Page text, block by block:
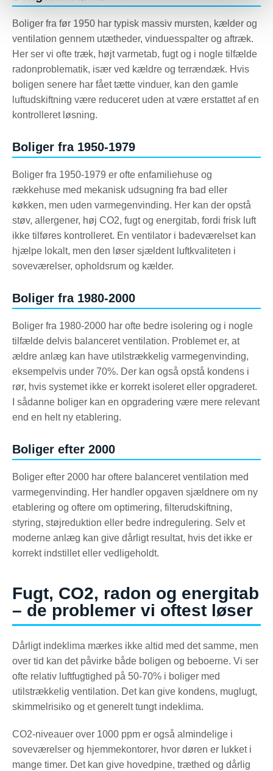
Boliger fra før 1950 har typisk massiv mursten, kælder og
ventilation gennem utætheder, vinduesspalter og aftræk.
Her ser vi ofte træk, højt varmetab, fugt og i nogle tilfælde
radonproblematik, især ved kældre og terrændæk. Hvis
boligen senere har fået tætte vinduer, kan den gamle
luftudskiftning være reduceret uden at være erstattet af en
kontrolleret løsning.
Boliger fra 1950-1979
Boliger fra 1950-1979 er ofte enfamiliehuse og
rækkehuse med mekanisk udsugning fra bad eller
køkken, men uden varmegenvinding. Her kan der opstå
støv, allergener, høj CO2, fugt og energitab, fordi frisk luft
ikke tilføres kontrolleret. En ventilator i badeværelset kan
hjælpe lokalt, men den løser sjældent luftkvaliteten i
soveværelser, opholdsrum og kælder.
Boliger fra 1980-2000
Boliger fra 1980-2000 har ofte bedre isolering og i nogle
tilfælde delvis balanceret ventilation. Problemet er, at
ældre anlæg kan have utilstrækkelig varmegenvinding,
eksempelvis under 70%. Der kan også opstå kondens i
rør, hvis systemet ikke er korrekt isoleret eller opgraderet.
I sådanne boliger kan en opgradering være mere relevant
end en helt ny etablering.
Boliger efter 2000
Boliger efter 2000 har oftere balanceret ventilation med
varmegenvinding. Her handler opgaven sjældnere om ny
etablering og oftere om optimering, filterudskiftning,
styring, støjreduktion eller bedre indregulering. Selv et
moderne anlæg kan give dårligt resultat, hvis det ikke er
korrekt indstillet eller vedligeholdt.
Fugt, CO2, radon og energitab
– de problemer vi oftest løser
Dårligt indeklima mærkes ikke altid med det samme, men
over tid kan det påvirke både boligen og beboerne. Vi ser
ofte relativ luftfugtighed på 50-70% i boliger med
utilstrækkelig ventilation. Det kan give kondens, muglugt,
skimmelrisiko og et generelt tungt indeklima.
CO2-niveauer over 1000 ppm er også almindelige i
soveværelser og hjemmekontorer, hvor døren er lukket i
mange timer. Det kan give hovedpine, træthed og dårlig